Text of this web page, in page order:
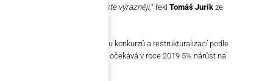
pohledávek po splatnosti vzroste výrazněji,“ řekl Tomáš Jurík ze
To potvrzuje i odhad vývoje počtu konkurzů a restrukturalizací podle
. Ta očekává v roce 2019 5% nárůst na